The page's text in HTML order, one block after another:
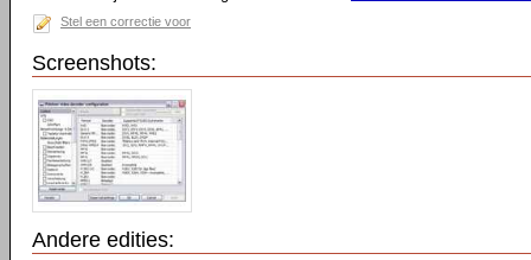
Stel een correctie voor
Screenshots:
Andere edities: